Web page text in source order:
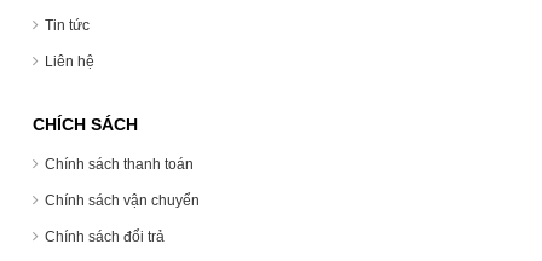
Tin tức
Liên hệ
CHÍCH SÁCH
Chính sách thanh toán
Chính sách vận chuyển
Chính sách đổi trả